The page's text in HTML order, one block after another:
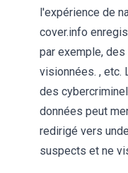
l'expérience de
cover.info
par exemple,
visionnées. ,
des
données peut
redirigé vers
suspects et ne